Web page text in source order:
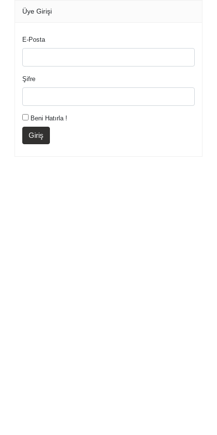
Üye Girişi
E-Posta
Şifre
Beni Hatırla !